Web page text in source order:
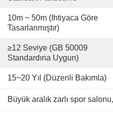
10m ~ 50m (ihtiyaca Göre
Tasarlanmıştır)
≥12 Seviye (GB 50009
Standardına Uygun)
15~20 Yıl (düzenli Bakımla)
Büyük aralık zarlı spor salonu,